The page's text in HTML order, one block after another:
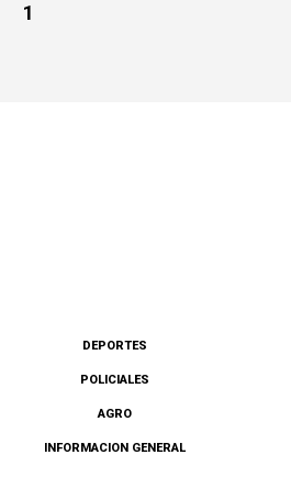
1
DEPORTES
POLICIALES
AGRO
INFORMACION GENERAL